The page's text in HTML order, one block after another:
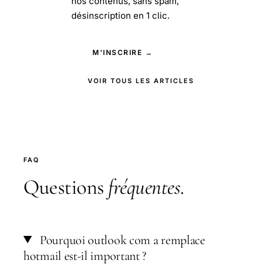
désinscription en 1 clic.
M'INSCRIRE →
VOIR TOUS LES ARTICLES
FAQ
Questions fréquentes.
Pourquoi outlook com a remplace
hotmail est-il important ?